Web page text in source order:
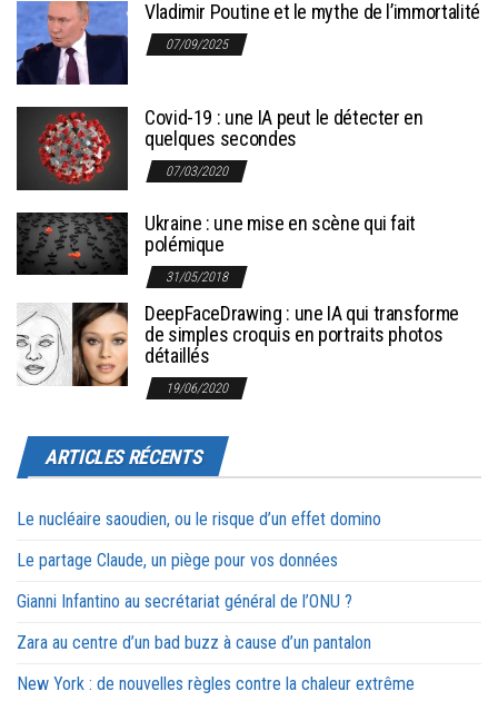
Vladimir Poutine et le mythe de l’immortalité
07/09/2025
Covid-19 : une IA peut le détecter en
quelques secondes
07/03/2020
Ukraine : une mise en scène qui fait
polémique
31/05/2018
DeepFaceDrawing : une IA qui transforme
de simples croquis en portraits photos
détaillés
19/06/2020
ARTICLES RÉCENTS
Le nucléaire saoudien, ou le risque d’un effet domino
Le partage Claude, un piège pour vos données
Gianni Infantino au secrétariat général de l’ONU ?
Zara au centre d’un bad buzz à cause d’un pantalon
New York : de nouvelles règles contre la chaleur extrême